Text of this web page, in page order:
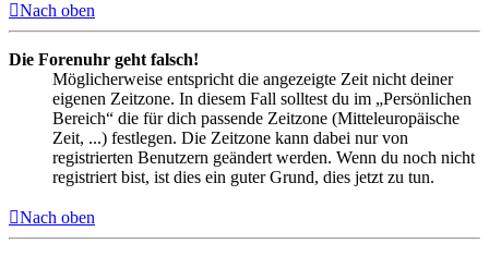
Nach oben
Die Forenuhr geht falsch!
Möglicherweise entspricht die angezeigte Zeit nicht deiner
eigenen Zeitzone. In diesem Fall solltest du im „Persönlichen
Bereich“ die für dich passende Zeitzone (Mitteleuropäische
Zeit, ...) festlegen. Die Zeitzone kann dabei nur von
registrierten Benutzern geändert werden. Wenn du noch nicht
registriert bist, ist dies ein guter Grund, dies jetzt zu tun.
Nach oben